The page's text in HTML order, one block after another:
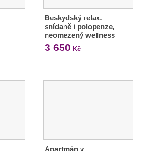
Beskydský relax:
snídaně i polopenze,
neomezený wellness
3 650 Kč
Apartmán v